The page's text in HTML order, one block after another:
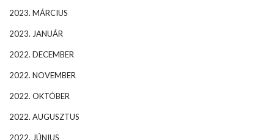
2023. MÁRCIUS
2023. JANUÁR
2022. DECEMBER
2022. NOVEMBER
2022. OKTÓBER
2022. AUGUSZTUS
2022. JÚNIUS